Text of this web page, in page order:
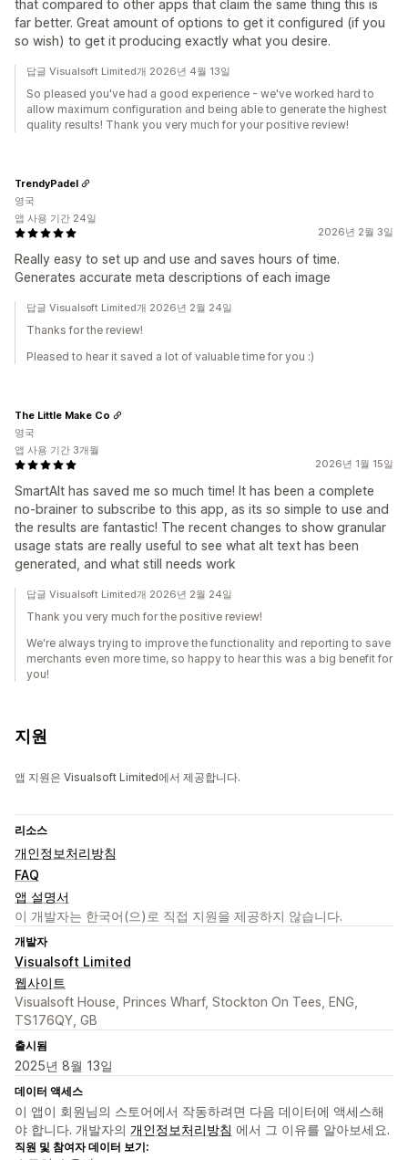
that compared to other apps that claim the same thing this is
far better. Great amount of options to get it configured (if you
so wish) to get it producing exactly what you desire.
답글 Visualsoft Limited개 2026년 4월 13일
So pleased you've had a good experience - we've worked hard to
allow maximum configuration and being able to generate the highest
quality results! Thank you very much for your positive review!
2026년 2월 3일
Really easy to set up and use and saves hours of time.
Generates accurate meta descriptions of each image
TrendyPadel
영국
앱 사용 기간 24일
답글 Visualsoft Limited개 2026년 2월 24일
Thanks for the review!
Pleased to hear it saved a lot of valuable time for you :)
2026년 1월 15일
SmartAlt has saved me so much time! It has been a complete
no-brainer to subscribe to this app, as its so simple to use and
the results are fantastic! The recent changes to show granular
usage stats are really useful to see what alt text has been
generated, and what still needs work
The Little Make Co
영국
앱 사용 기간 3개월
답글 Visualsoft Limited개 2026년 2월 24일
Thank you very much for the positive review!
We're always trying to improve the functionality and reporting to save
merchants even more time, so happy to hear this was a big benefit for
you!
지원
앱 지원은 Visualsoft Limited에서 제공합니다.
리소스
개인정보처리방침
FAQ
앱 설명서
이 개발자는 한국어(으)로 직접 지원을 제공하지 않습니다.
개발자
Visualsoft Limited
웹사이트
Visualsoft House, Princes Wharf, Stockton On Tees, ENG,
TS176QY, GB
출시됨
2025년 8월 13일
데이터 액세스
이 앱이 회원님의 스토어에서 작동하려면 다음 데이터에 액세스해
야 합니다. 개발자의 개인정보처리방침 에서 그 이유를 알아보세요.
직원 및 참여자 데이터 보기: